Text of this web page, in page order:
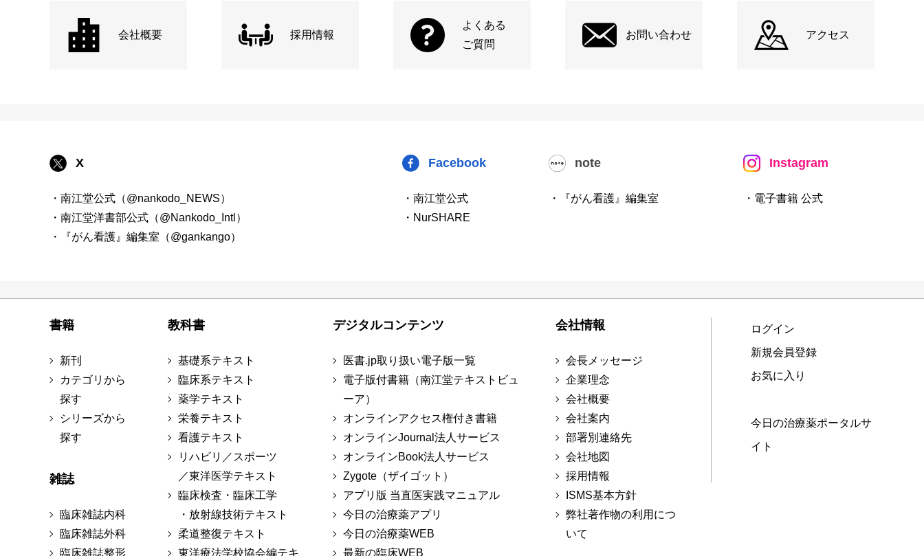
会社概要 採用情報
よくある
ご質問
お問い合わせ アクセス
X
・南江堂公式（@nankodo_NEWS）
・南江堂洋書部公式（@Nankodo_Intl）
・『がん看護』編集室（@gankango）
Facebook
・南江堂公式
・NurSHARE
note
・『がん看護』編集室
Instagram
・電子書籍 公式
書籍
新刊
カテゴリから
探す
シリーズから
探す
雑誌
臨床雑誌内科
臨床雑誌外科
臨床雑誌整形
教科書
基礎系テキスト
臨床系テキスト
薬学テキスト
栄養テキスト
看護テキスト
リハビリ／スポーツ
／東洋医学テキスト
臨床検査・臨床工学
・放射線技術テキスト
柔道整復テキスト
東洋療法学校協会編テキ
デジタルコンテンツ
医書.jp取り扱い電子版一覧
電子版付書籍（南江堂テキストビュ
ーア）
オンラインアクセス権付き書籍
オンラインJournal法人サービス
オンラインBook法人サービス
Zygote（ザイゴット）
アプリ版 当直医実践マニュアル
今日の治療薬アプリ
今日の治療薬WEB
最新の臨床WEB
会社情報
会長メッセージ
企業理念
会社概要
会社案内
部署別連絡先
会社地図
採用情報
ISMS基本方針
弊社著作物の利用につ
いて
ログイン
新規会員登録
お気に入り
今日の治療薬ポータルサ
イト